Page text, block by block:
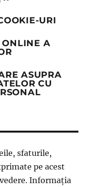
URI
ONLINE A
ASUPRA
CU
sfaturile,
pe acest
Informația